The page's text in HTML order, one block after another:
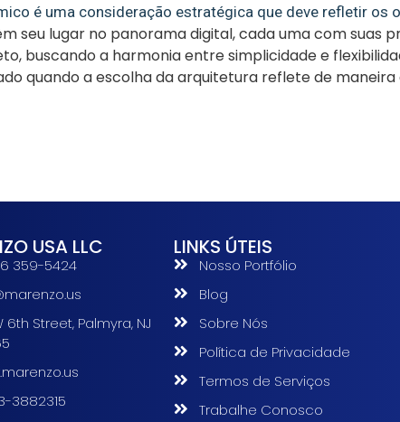
é uma consideração estratégica que deve refletir os
seu lugar no panorama digital, cada uma com suas
buscando a harmonia entre simplicidade e
quando a escolha da arquitetura reflete de
USA LLC
359-5424
6th Street, Palmyra, NJ
3882315
LINKS ÚTEIS
Nosso Portfólio
Blog
Sobre Nós
Política de Privacidade
Termos de Serviços
Trabalhe Conosco